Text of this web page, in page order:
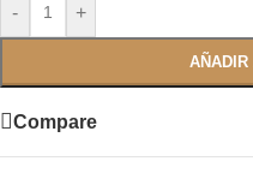
- +
AÑADIR
Compare